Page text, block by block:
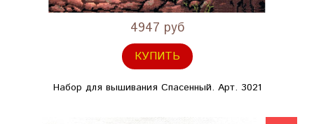
4947 руб
КУПИТЬ
Набор для вышивания Спасенный. Арт. 3021